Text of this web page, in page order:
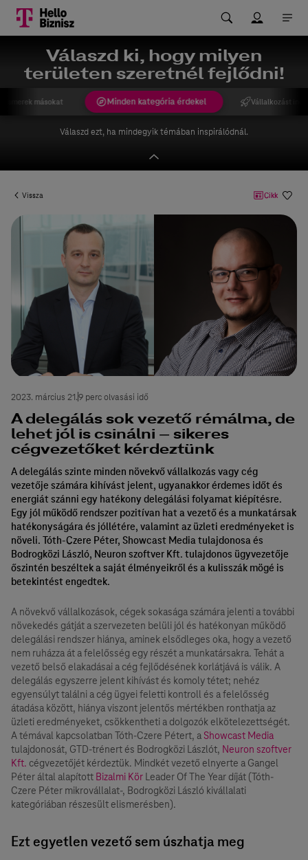
Válaszd ki, hogy milyen
területen szeretnél fejlődni!
Minden kategória érdekel Vállalkozást
másokat
Válaszd ezt, ha mindegyik témában inspirálódnál.
Vissza Cikk
A delegálás sok vezető rémálma, de
lehet jól is csinálni – sikeres
cégvezetőket kérdeztünk
A delegálás szinte minden növekvő vállalkozás vagy cég
vezetője számára kihívást jelent, ugyanakkor érdemes időt és
energiát szánni egy hatékony delegálási folyamat kiépítésre.
Egy jól működő rendszer pozitívan hat a vezető és a munkatársak
hatékonyságára és jóllétére, valamint az üzleti eredményeket is
növeli. Tóth-Czere Péter, Showcast Media tulajdonosa és
Bodrogközi László, Neuron szoftver Kft. tulajdonos ügyvezetője
őszintén beszéltek a saját élményeikről és a kulisszák mögé is
betekintést engedtek.
2023. március 21.9 perc olvasási idő
A növekvő vállalkozások, cégek sokasága számára jelenti a további
növekedés gátját a szervezeten belüli jól és hatékonyan működő
delegálási rendszer hiánya, aminek elsődleges oka, hogy a vezető
nem ruházza át a felelősség egy részét a munkatársakra. Tehát a
vezető belső elakadásai a cég fejlődésének korlátjává is válik. A
delegálás egyszerre jelent kihívást és komoly tétet; nehéz
egyensúlyt találni a cég ügyei feletti kontroll és a felelősség
átadása között, hiánya viszont jelentős mértékben ronthatja az
üzleti eredményeket, csökkentheti a dolgozók elkötelezettségét.
A témával kapcsolatban Tóth-Czere Pétert, a Showcast Media
tulajdonosát, GTD-trénert és Bodrogközi Lászlót, Neuron szoftver
Kft. cégvezetőjét kérdeztük. Mindkét vezető elnyerte a Gangel
Péter által alapított Bizalmi Kör Leader Of The Year díját (Tóth-
Czere Péter mikrovállalat-, Bodrogközi László kivállalati
kategóriában részesült elismerésben).
Ezt egyetlen vezető sem úszhatja meg